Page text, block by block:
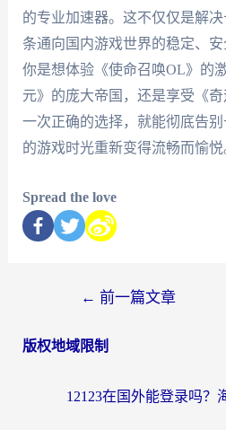
的专业加速器。这不仅仅是解
条通向国内游戏世界的稳定、
你是想体验《使命召唤OL》的
元》的庞大帝国，还是享受《奇
一次正确的选择，就能彻底告
的游戏时光重新变得流畅而愉悦
Spread the love
← 前一篇文章
版权地域限制